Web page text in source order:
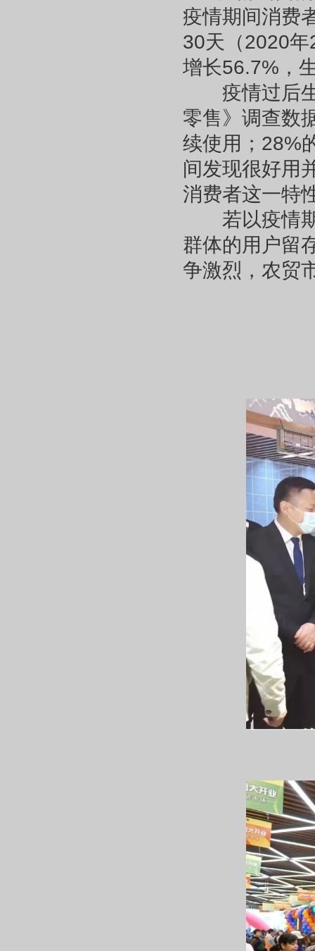
疫情期间消费
30天（2020
增长56.7%，
疫情过后生
零售》调查数
续使用；28%
间发现很好用
消费者这一特
若以疫情期
群体的用户留
争激烈，农贸